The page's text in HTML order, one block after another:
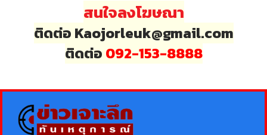
สนใจลงโฆษณา
ติดต่อ Kaojorleuk@gmail.com
ติดต่อ 092-153-8888